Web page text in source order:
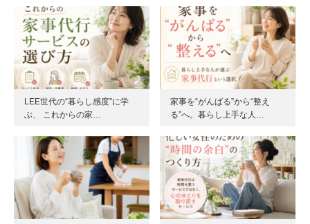
LEE世代の“暮らし感度”に学
ぶ、 これからの家…
家事を“がんばる”から“整え
る”へ。暮らし上手な人…